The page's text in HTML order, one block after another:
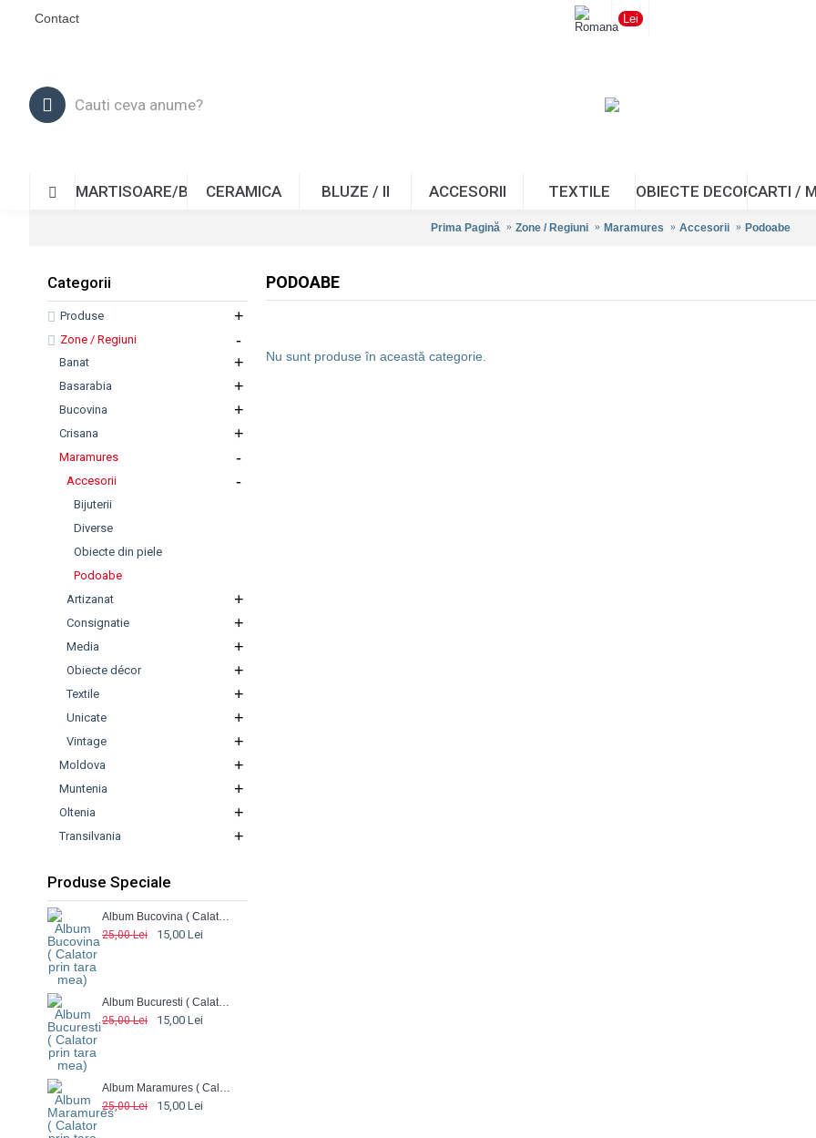
Contact Lei
MARTISOARE/BROSECERAMICA BLUZE / II ACCESORII TEXTILE OBIECTE DECOR/CARTI /
Prima Pagină Zone / Regiuni Maramures Accesorii Podoabe
Categorii
Produse +
Zone / Regiuni -
Banat +
Basarabia +
Bucovina +
Crisana +
Maramures -
Accesorii -
Bijuterii
Diverse
Obiecte din piele
Podoabe
Artizanat
+
Consignatie +
Media +
Obiecte décor +
Textile +
Unicate +
Vintage +
Moldova +
Muntenia +
Oltenia +
Transilvania +
Produse Speciale
Album Bucovina ( Calator prin tara mea)
25,00 Lei
15,00 Lei
Album Bucuresti ( Calator prin tara mea)
25,00 Lei
15,00 Lei
Album Maramures ( Calator prin tara mea)
25,00 Lei
15,00 Lei
PODOABE
Nu sunt produse în această categorie.